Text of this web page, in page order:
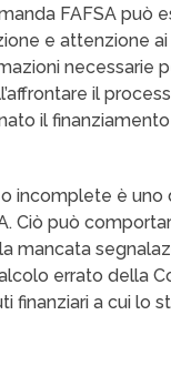
FAFSA può
e attenzione
necessarie
il
il
incomplete è uno
Ciò può
mancata
errato della
finanziari a cui lo